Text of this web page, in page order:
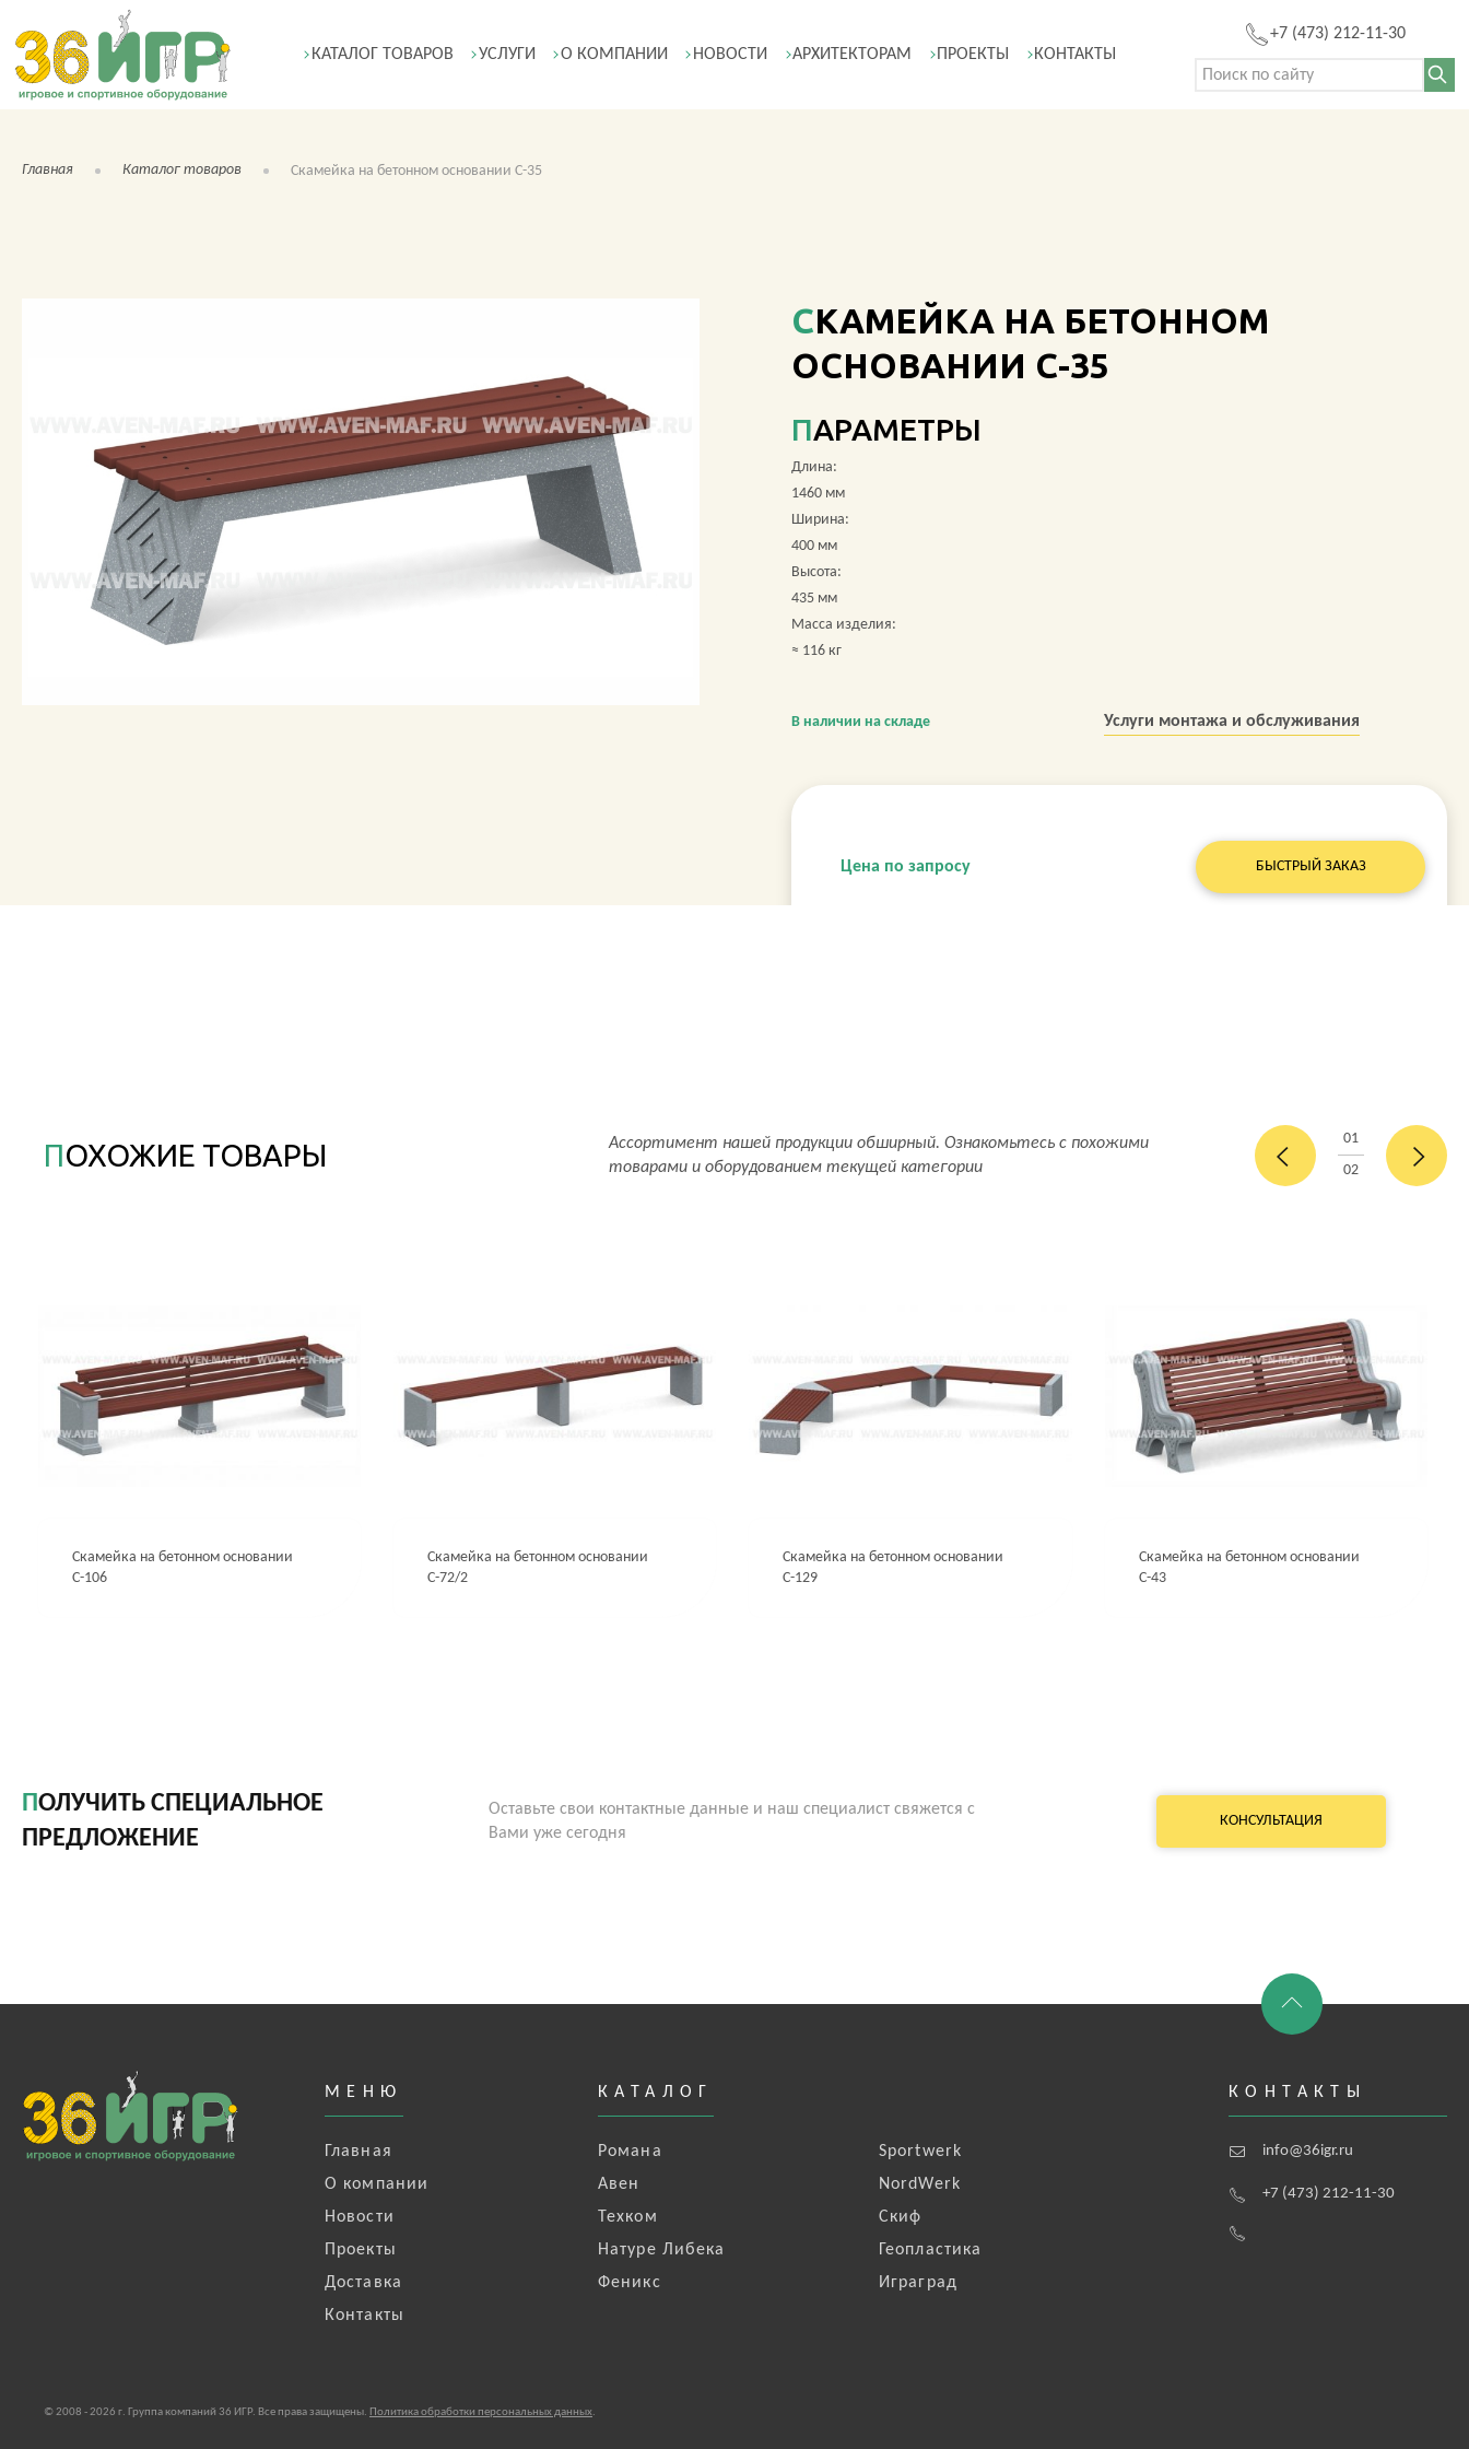
КАТАЛОГ ТОВАРОВ УСЛУГИ О КОМПАНИИ НОВОСТИ АРХИТЕКТОРАМ ПРОЕКТЫ КОНТАКТЫ
+7 (473) 212-11-30
Поиск:
Главная Каталог товаров Скамейка на бетонном основании С-35
СКАМЕЙКА НА БЕТОННОМ
ОСНОВАНИИ С-35
ПАРАМЕТРЫ
Длина:
1460 мм
Ширина:
400 мм
Высота:
435 мм
Масса изделия:
≈ 116 кг
В наличии на складе Услуги монтажа и обслуживания
Цена по запросу БЫСТРЫЙ ЗАКАЗ
ПОХОЖИЕ ТОВАРЫ
Ассортимент нашей продукции обширный. Ознакомьтесь с похожими
товарами и оборудованием текущей категории
01
02
Скамейка на бетонном основании
С-106
Скамейка на бетонном основании
С-72/2
Скамейка на бетонном основании
С-129
Скамейка на бетонном основании
С-43
ПОЛУЧИТЬ СПЕЦИАЛЬНОЕ
ПРЕДЛОЖЕНИЕ
Оставьте свои контактные данные и наш специалист свяжется с
Вами уже сегодня
КОНСУЛЬТАЦИЯ
МЕНЮ
Главная
О компании
Новости
Проекты
Доставка
Контакты
КАТАЛОГ
Романа
Авен
Техком
Натуре Либека
Феникс
Sportwerk
NordWerk
Скиф
Геопластика
Играград
КОНТАКТЫ
info@36igr.ru
+7 (473) 212-11-30
© 2008 - 2026 г. Группа компаний 36 ИГР. Все права защищены. Политика обработки персональных данных.